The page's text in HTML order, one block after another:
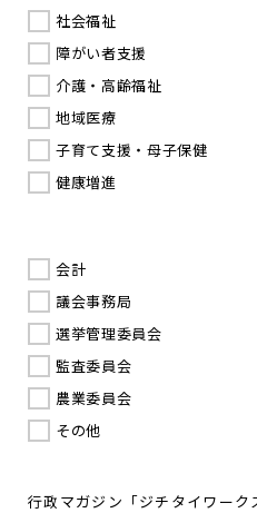
社会福祉
障がい者支援
介護・高齢福祉
地域医療
子育て支援・母子保健
健康増進
会計
議会事務局
選挙管理委員会
監査委員会
農業委員会
その他
行政マガジン「ジチタイワーク